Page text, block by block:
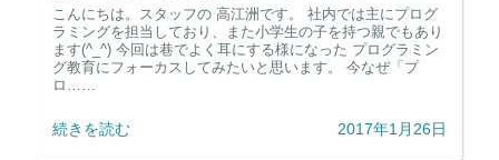
こんにちは。スタッフの 高江洲です。 社内では主にプログ
ラミングを担当しており、また小学生の子を持つ親でもあり
ます(^_^) 今回は巷でよく耳にする様になった プログラミン
グ教育にフォーカスしてみたいと思います。 今なぜ「プ
ロ……
続きを読む 2017年1月26日